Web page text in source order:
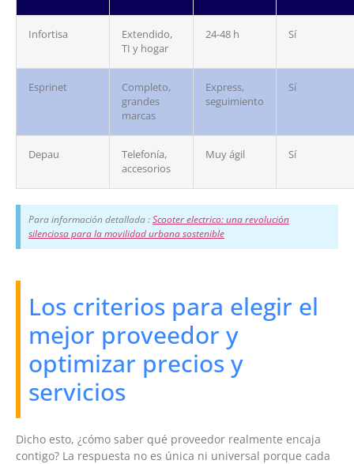
Infortisa
Extendido,
TI y hogar
24-48 h Sí
Esprinet
Completo,
grandes
marcas
Express,
seguimiento
Sí
Depau
Telefonía,
accesorios
Muy ágil Sí
Para información detallada :Scooter electrico: una revolución
silenciosa para la movilidad urbana sostenible
Los criterios para elegir el
mejor proveedor y
optimizar precios y
servicios
Dicho esto, ¿cómo saber qué proveedor realmente encaja
contigo? La respuesta no es única ni universal porque cada